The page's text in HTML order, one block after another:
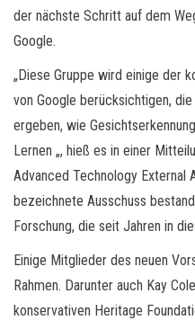
der nächste Schritt auf dem
Google.
„Diese Gruppe wird einige der
von Google berücksichtigen,
ergeben, wie
Lernen „, hieß es in einer
Advanced Technology External
bezeichnete Ausschuss
Forschung, die seit Jahren in
Einige Mitglieder des neuen
Rahmen. Darunter auch Kay
konservativen Heritage